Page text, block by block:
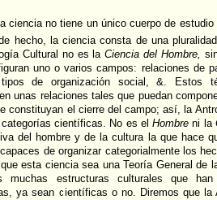
ciencia no tiene un único cuerpo de
hecho, la ciencia consta de una
Cultural no es laCiencia del Hombre,
uno o varios campos: relaciones de
de organización social, &. Estos
unas relaciones tales que puedan
constituyan el cierre del campo; así, la
científicas. No es elHombre ni la
del hombre y de la cultura la que hace
de organizar categorialmente los
esta ciencia sea una Teoría General de
muchas estructuras culturales que
ya sean científicas o no. Diremos que la